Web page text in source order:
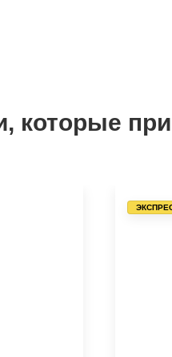
которые